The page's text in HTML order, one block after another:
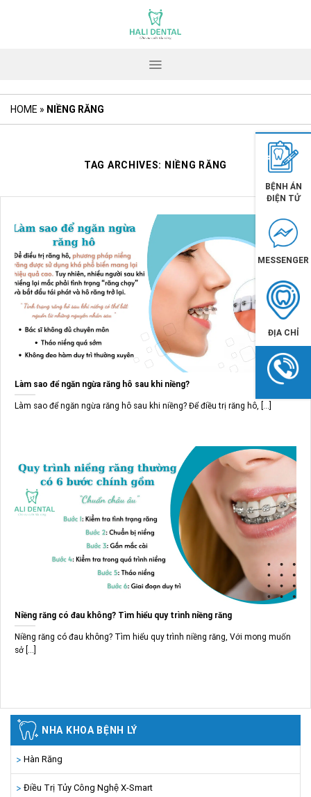
HOME » NIỀNG RĂNG
TAG ARCHIVES: NIỀNG RĂNG
NHA KHOA BỆNH LÝ
Hàn Răng
Điều Trị Tủy Công Nghệ X-Smart
Làm sao để ngăn ngừa răng hô sau khi niềng?
Làm sao để ngăn ngừa răng hô sau khi niềng? Để điều trị răng hô, [...]
Niềng răng có đau không? Tìm hiểu quy trình niềng răng
Niềng răng có đau không? Tìm hiểu quy trình niềng răng, Với mong muốn
sở [...]
BỆNH ÁN
ĐIỆN TỬ
MESSENGER
ĐỊA CHỈ